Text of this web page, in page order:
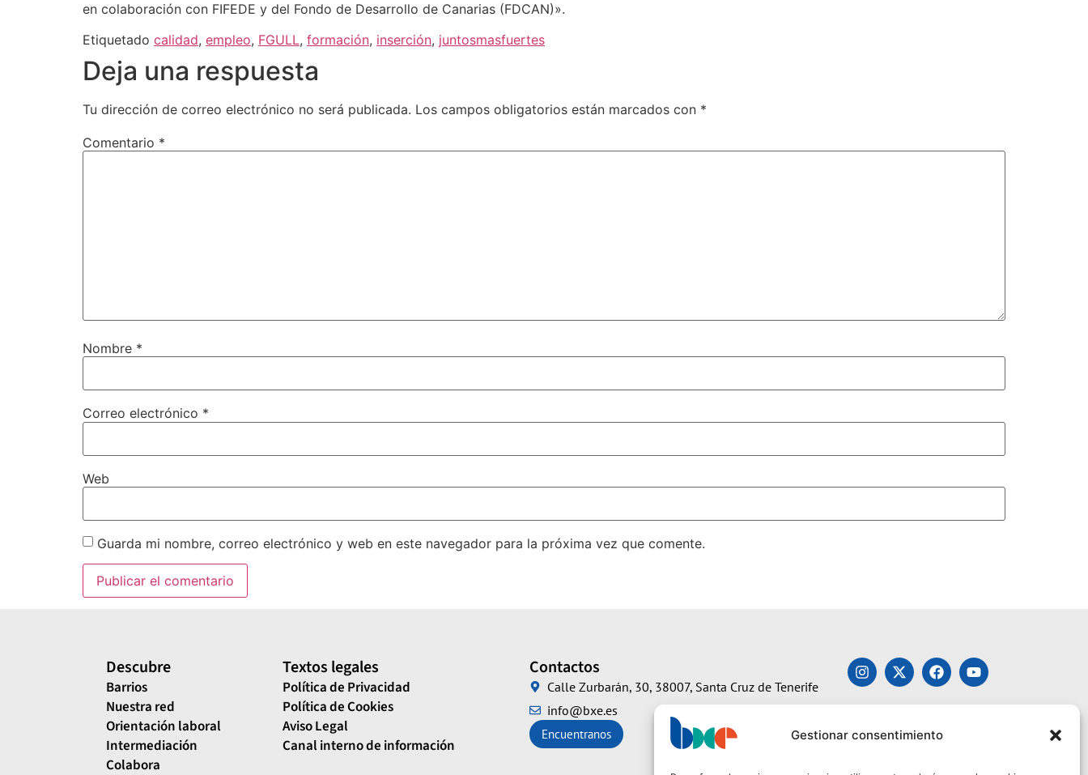
Gestionar consentimiento
en colaboración con FIFEDE y del Fondo de Desarrollo de Canarias (FDCAN)».
Etiquetado calidad, empleo, FGULL, formación, inserción, juntosmasfuertes
Deja una respuesta
Tu dirección de correo electrónico no será publicada. Los campos obligatorios están marcados con *
Comentario *
Nombre *
Correo electrónico *
Web
Guarda mi nombre, correo electrónico y web en este navegador para la próxima vez que comente.
Descubre
Barrios
Nuestra red
Orientación laboral
Intermediación
Colabora
Textos legales
Política de Privacidad
Política de Cookies
Aviso Legal
Canal interno de información
Contactos
Calle Zurbarán, 30, 38007, Santa Cruz de Tenerife
info@bxe.es
Encuentranos